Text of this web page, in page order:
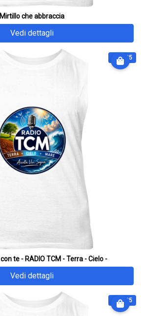
Mirtillo che abbraccia
Vedi dettagli
€ 32.25
te - RADIO TCM - Terra - Cielo -
Vedi dettagli
€ 32.25